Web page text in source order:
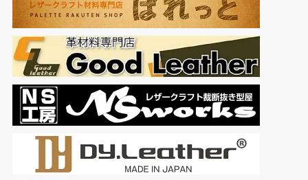
ちら
Amazon.co.jpで買う